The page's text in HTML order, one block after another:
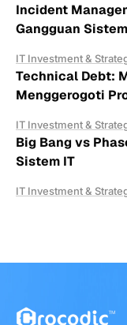
Incident
Gangguan Sistem
IT Investment &
Technical Debt:
Menggerogoti
IT Investment &
Big Bang vs
Sistem IT
IT Investment &